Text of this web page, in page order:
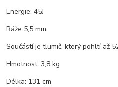
Energie: 45J
Ráže 5,5 mm
Součástí je tlumič, který pohltí až
Hmotnost: 3,8 kg
Délka: 131 cm